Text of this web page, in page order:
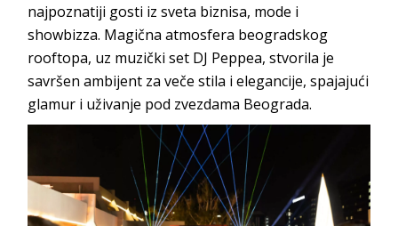
najpoznatiji gosti iz sveta biznisa, mode i
showbizza. Magična atmosfera beogradskog
rooftopa, uz muzički set DJ Peppea, stvorila je
savršen ambijent za veče stila i elegancije, spajajući
glamur i uživanje pod zvezdama Beograda.